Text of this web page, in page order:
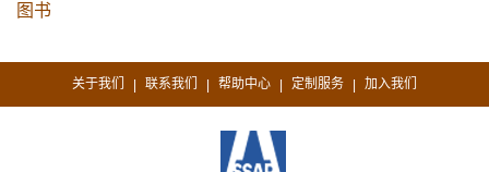
图书
关于我们 | 联系我们 | 帮助中心 | 定制服务 | 加入我们